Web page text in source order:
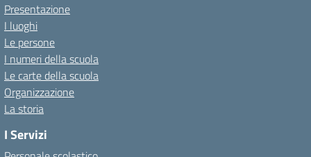
Presentazione
I luoghi
Le persone
I numeri della scuola
Le carte della scuola
Organizzazione
La storia
I Servizi